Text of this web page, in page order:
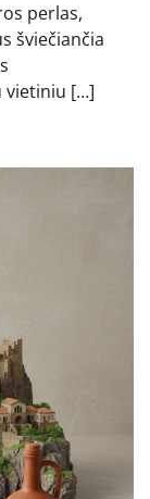
perlas,
šviečiančia
vietiniu […]